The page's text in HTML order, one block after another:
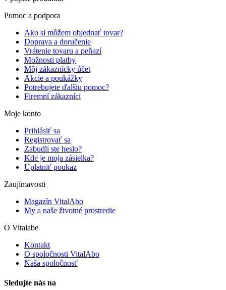
Pomoc a podpora
Ako si môžem objednať tovar?
Doprava a doručenie
Vrátenie tovaru a peňazí
Možnosti platby
Môj zákaznícky účet
Akcie a poukážky
Potrebujete ďalšiu pomoc?
Firemní zákazníci
Moje konto
Prihlásiť sa
Registrovať sa
Zabudli ste heslo?
Kde je moja zásielka?
Uplatniť poukaz
Zaujímavosti
Magazín VitalAbo
My a naše životné prostredie
O Vitalabe
Kontakt
O spoločnosti VitalAbo
Naša spoločnosť
Sledujte nás na